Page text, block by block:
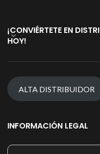
¡CONVIÉRTETE EN
HOY!
ALTA DISTRIBUIDOR
INFORMACIÓN LEGAL